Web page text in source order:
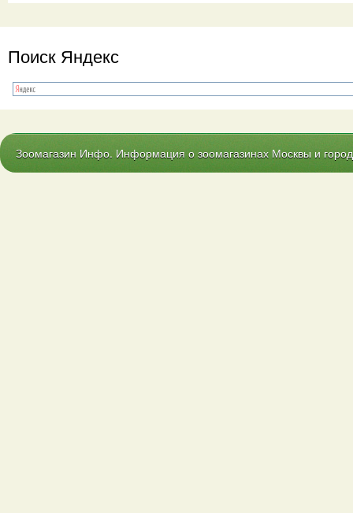
Поиск Яндекс
Зоомагазин Инфо. Информация о зоомагазинах Москвы и